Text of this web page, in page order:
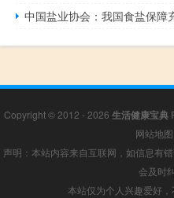
中国盐业协会：我国食盐保障
Copyright © 2012 - 2026 生活健康宝典
网站地图
声明：本站内容来自互联网，如信息有
会及时
本站仅为个人兴趣爱好